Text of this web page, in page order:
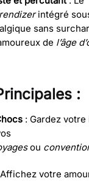
intégré
sans
de l’âge
:
: Gardez votre
ou
votre